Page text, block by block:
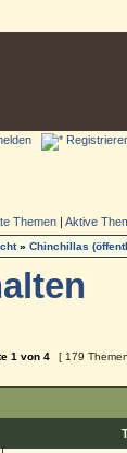
Themen |Aktive
»Chinchillas
1 von4 [ 179